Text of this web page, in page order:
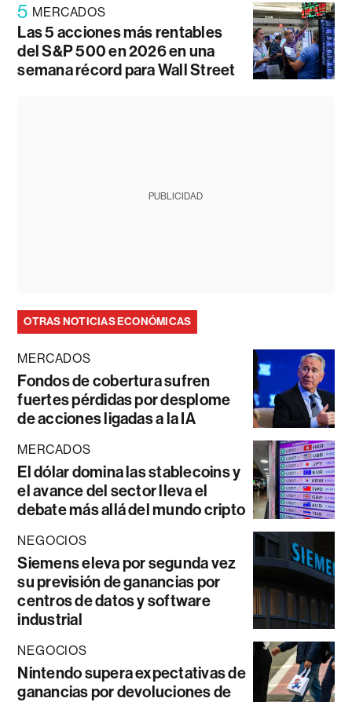
5 MERCADOS
Las 5 acciones más rentables
del S&P 500 en 2026 en una
semana récord para Wall Street
PUBLICIDAD
OTRAS NOTICIAS ECONÓMICAS
MERCADOS
Fondos de cobertura sufren
fuertes pérdidas por desplome
de acciones ligadas a la IA
MERCADOS
El dólar domina las stablecoins y
el avance del sector lleva el
debate más allá del mundo cripto
NEGOCIOS
Siemens eleva por segunda vez
su previsión de ganancias por
centros de datos y software
industrial
NEGOCIOS
Nintendo supera expectativas de
ganancias por devoluciones de